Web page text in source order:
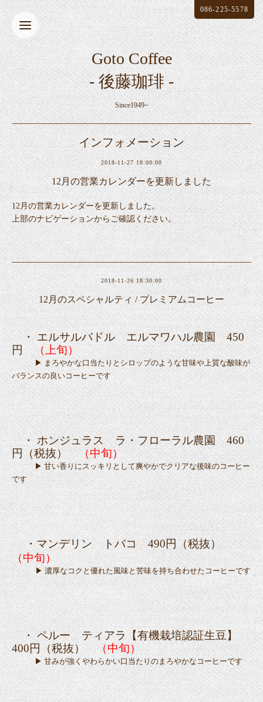
Goto Coffee
- 後藤珈琲 -
Since1949~
086-225-5578
インフォメーション
2018-11-27 18:00:00
12月の営業カレンダーを更新しました
12月の営業カレンダーを更新しました。
上部のナビゲーションからご確認ください。
2018-11-26 18:30:00
12月のスペシャルティ / プレミアムコーヒー
・ エルサルバドル エルマワハル農園 450
円 （上旬）
▶ まろやかな口当たりとシロップのような甘味や上質な酸味が
バランスの良いコーヒーです
・ ホンジュラス ラ・フローラル農園 460
円（税抜）（中旬）
▶ 甘い香りにスッキリとして爽やかでクリアな後味のコーヒー
です
・マンデリン トバコ 490円（税抜）
（中旬）
▶ 濃厚なコクと優れた風味と苦味を持ち合わせたコーヒーです
・ ペルー ティアラ【有機栽培認証生豆】
400円（税抜）（中旬）
▶ 甘みが強くやわらかい口当たりのまろやかなコーヒーです